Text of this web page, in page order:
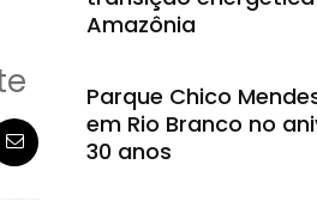
Amazônia
Parque Chico
em Rio Branco no
30 anos